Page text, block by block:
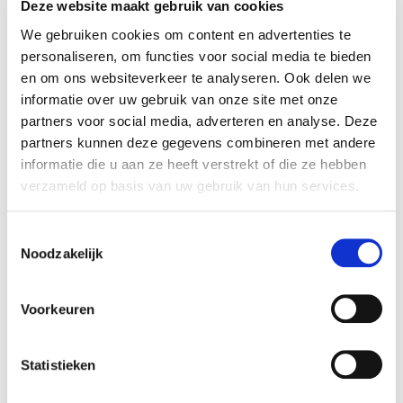
Deze website maakt gebruik van cookies
We gebruiken cookies om content en advertenties te
personaliseren, om functies voor social media te bieden
en om ons websiteverkeer te analyseren. Ook delen we
informatie over uw gebruik van onze site met onze
partners voor social media, adverteren en analyse. Deze
partners kunnen deze gegevens combineren met andere
informatie die u aan ze heeft verstrekt of die ze hebben
verzameld op basis van uw gebruik van hun services.
Noodzakelijk
Voorkeuren
Statistieken
heeft de hersentumor en het hersenletsel
jouw dagelijks leven veranderd?
“Tot vandaag ben ik tumorvrij, maar in mijn
hersenen zit een gat ter grootte van een
sinaasappel, gevuld met vocht. Daardoor heb ik
onder andere een rechter neglect. Mijn hersenen
geven niet altijd de signalen door van wat de
rechterkant van mijn lichaam doet. Mijn huis is een
Gelukkig gaat mijn partner Ann daar in mee en laat
ze me mijn ding doen. We hebben jaren echt alleen
maar puree gegeten, omdat dat hetgene was dat ik
twintig jaar in een groeitraject, waarin ik de lat